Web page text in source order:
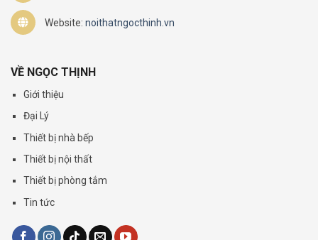
Website: noithatngocthinh.vn
VỀ NGỌC THỊNH
Giới thiệu
Đại Lý
Thiết bị nhà bếp
Thiết bị nội thất
Thiết bị phòng tắm
Tin tức